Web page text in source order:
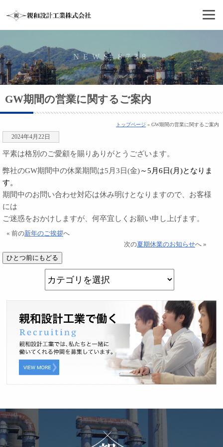
NEWS 8738
GW期間の営業に関するご案内
トップページ » GW期間の営業に関するご案内
2024年4月22日
平素は格別のご愛顧を賜りありがとうございます。
弊社のGW期間中の休業期間は5月3日(金)～5月6日(月)となりま
す。
期間中のお問い合わせ対応は休み明けとなりますので、お客様
には
ご迷惑をおかけしますが、何卒宜しくお願い申し上げます。
« 前の新年のご挨拶へ
次の夏期休業のお知らせへ »